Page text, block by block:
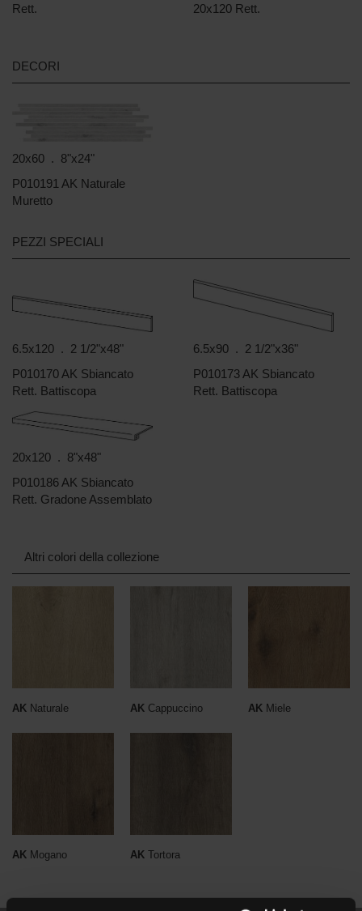
Rett.
20x120 Rett.
DECORI
20x60 . 8"x24"
P010191 AK Naturale
Muretto
PEZZI SPECIALI
6.5x120 . 2 1/2"x48"
P010170 AK Sbiancato
Rett. Battiscopa
6.5x90 . 2 1/2"x36"
P010173 AK Sbiancato
Rett. Battiscopa
20x120 . 8"x48"
P010186 AK Sbiancato
Rett. Gradone Assemblato
Altri colori della collezione
AK Naturale AK Cappuccino AK Miele
AK Mogano AK Tortora